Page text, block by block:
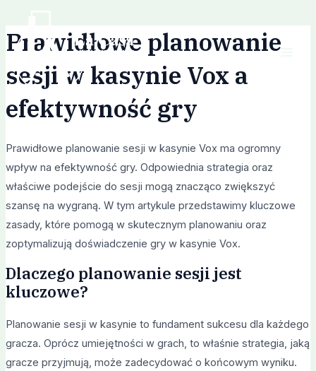
content
Prawidłowe planowanie
sesji w kasynie Vox a
efektywność gry
Prawidłowe planowanie sesji w kasynie Vox ma ogromny
wpływ na efektywność gry. Odpowiednia strategia oraz
właściwe podejście do sesji mogą znacząco zwiększyć
szansę na wygraną. W tym artykule przedstawimy kluczowe
zasady, które pomogą w skutecznym planowaniu oraz
zoptymalizują doświadczenie gry w kasynie Vox.
Dlaczego planowanie sesji jest
kluczowe?
Planowanie sesji w kasynie to fundament sukcesu dla każdego
gracza. Oprócz umiejętności w grach, to właśnie strategia, jaką
gracze przyjmują, może zadecydować o końcowym wyniku.